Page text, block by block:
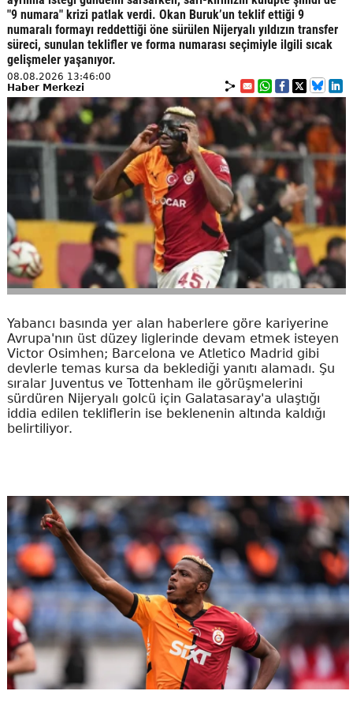
"9 numara" krizi patlak verdi. Okan Buruk’un teklif ettiği 9
numaralı formayı reddettiği öne sürülen Nijeryalı yıldızın transfer
süreci, sunulan teklifler ve forma numarası seçimiyle ilgili sıcak
gelişmeler yaşanıyor.
08.08.2026 13:46:00
Haber Merkezi
Yabancı basında yer alan haberlere göre kariyerine
Avrupa'nın üst düzey liglerinde devam etmek isteyen
Victor Osimhen; Barcelona ve Atletico Madrid gibi
devlerle temas kursa da beklediği yanıtı alamadı. Şu
sıralar Juventus ve Tottenham ile görüşmelerini
sürdüren Nijeryalı golcü için Galatasaray'a ulaştığı
iddia edilen tekliflerin ise beklenenin altında kaldığı
belirtiliyor.